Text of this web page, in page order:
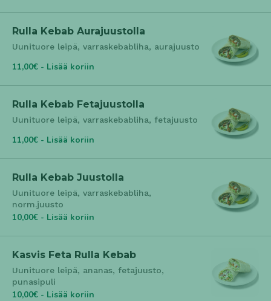
Rulla Kebab Aurajuustolla
Uunituore leipä, varraskebabliha, aurajuusto
11,00€ - Lisää koriin
Rulla Kebab Fetajuustolla
Uunituore leipä, varraskebabliha, fetajuusto
11,00€ - Lisää koriin
Rulla Kebab Juustolla
Uunituore leipä, varraskebabliha,
norm.juusto
10,00€ - Lisää koriin
Kasvis Feta Rulla Kebab
Uunituore leipä, ananas, fetajuusto,
punasipuli
10,00€ - Lisää koriin